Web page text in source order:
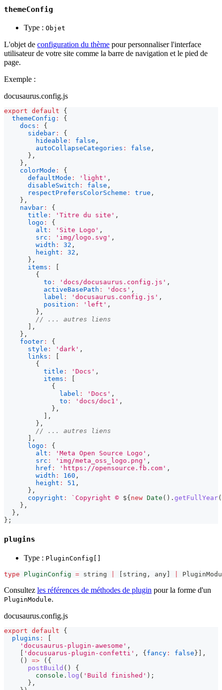
themeConfig
Type : Objet
L'objet de configuration du thème pour personnaliser l'interface
utilisateur de votre site comme la barre de navigation et le pied de
page.
Exemple :
docusaurus.config.js
export default
{
themeConfig :
{
docs :
{
sidebar :
{
hideable : false ,
autoCollapseCategories : false ,
} ,
} ,
colorMode :
{
defaultMode : 'light' ,
disableSwitch : false ,
respectPrefersColorScheme : true ,
} ,
navbar :
{
title : 'Titre du site' ,
logo :
{
alt : 'Site Logo' ,
src : 'img/logo.svg' ,
width : 32 ,
height : 32 ,
} ,
items :
{
to : 'docs/docusaurus.config.js' ,
activeBasePath : 'docs' ,
label : 'docusaurus.config.js' ,
position : 'left' ,
} ,
// ... autres liens
,
} ,
footer :
{
style : 'dark' ,
links :
{
title : 'Docs' ,
items :
{
label : 'Docs' ,
to : 'docs/doc1' ,
} ,
,
} ,
// ... autres liens
,
logo :
{
alt : 'Meta Open Source Logo' ,
src : 'img/meta_oss_logo.png' ,
href : 'https://opensource.fb.com' ,
width : 160 ,
height : 51 ,
} ,
copyright : ` Copyright © ${ new Date ( ) . getFullYear(
} ,
} ,
} ;
plugins
Type : PluginConfig[]
type PluginConfig = string string , any
Consultez les références de méthodes de plugin pour la forme d'un
PluginModule.
docusaurus.config.js
export default
{
plugins :
'docusaurus-plugin-awesome' ,
'docusuarus-plugin-confetti' , { fancy : false }
,
( ) => ( {
postBuild ( )
{
console . log ( 'Build finished' ) ;
} ,